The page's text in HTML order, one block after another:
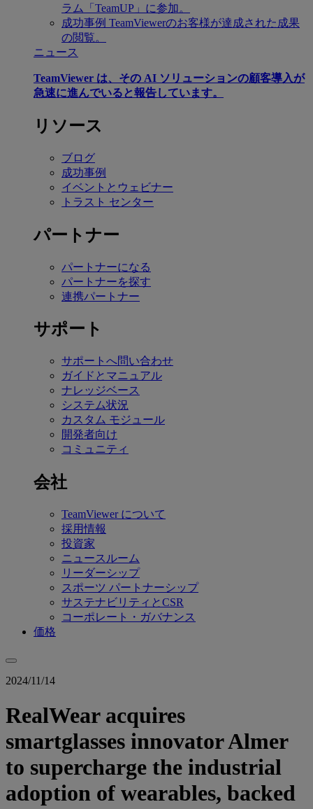
ラム「TeamUP」に参加。
成功事例 TeamViewerのお客様が達成された成果
の閲覧。
ニュース
TeamViewer は、その AI ソリューションの顧客導入が
急速に進んでいると報告しています。
リソース
ブログ
成功事例
イベントとウェビナー
トラスト センター
パートナー
パートナーになる
パートナーを探す
連携パートナー
サポート
サポートへ問い合わせ
ガイドとマニュアル
ナレッジベース
システム状況
カスタム モジュール
開発者向け
コミュニティ
会社
TeamViewer について
採用情報
投資家
ニュースルーム
リーダーシップ
スポーツ パートナーシップ
サステナビリティとCSR
コーポレート・ガバナンス
価格
2024/11/14
RealWear acquires
smartglasses innovator Almer
to supercharge the industrial
adoption of wearables, backed